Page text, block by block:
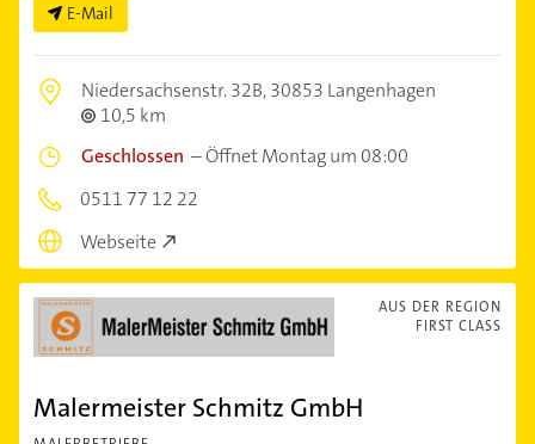
E-Mail
Niedersachsenstr. 32B,30853 Langenhagen
10,5 km
Geschlossen –Öffnet Montag um 08:00
0511 77 12 22
Webseite
AUS DER REGION
FIRST CLASS
Malermeister Schmitz GmbH